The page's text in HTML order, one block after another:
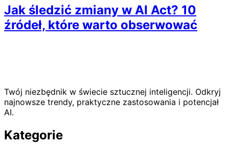
Jak śledzić zmiany w AI Act? 10
źródeł, które warto obserwować
Twój niezbędnik w świecie sztucznej inteligencji. Odkryj
najnowsze trendy, praktyczne zastosowania i potencjał
AI.
Kategorie